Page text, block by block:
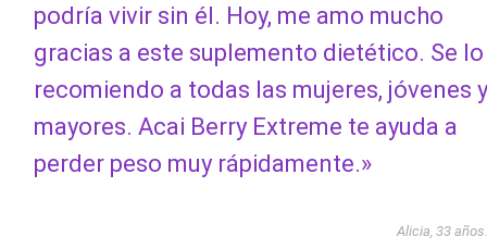
podría vivir sin él. Hoy, me amo mucho
gracias a este suplemento dietético. Se lo
recomiendo a todas las mujeres, jóvenes y
mayores. Acai Berry Extreme te ayuda a
perder peso muy rápidamente.»
Alicia, 33 años.